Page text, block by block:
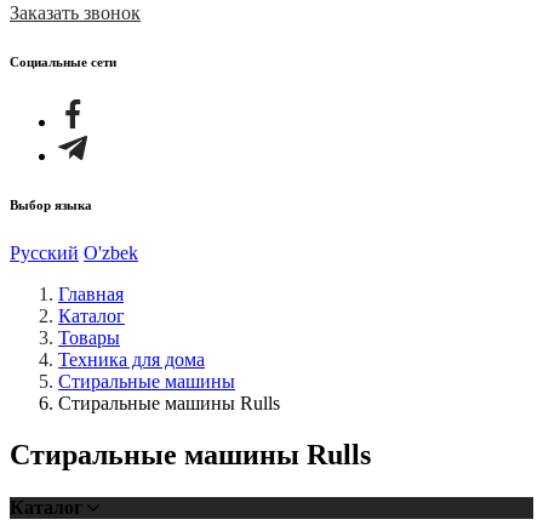
Заказать звонок
Социальные сети
Выбор языка
Русский O'zbek
Главная
Каталог
Товары
Техника для дома
Стиральные машины
Стиральные машины Rulls
Стиральные машины Rulls
Каталог